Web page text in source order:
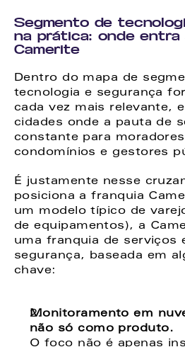
Segmento de
na prática: onde entra
Camerite
Dentro do mapa de
tecnologia e segurança
cada vez mais relevante,
cidades onde a pauta de
constante para
condomínios e gestores
É justamente nesse
posiciona a franquia
um modelo típico de
de equipamentos), a
uma franquia de serviços
segurança, baseada em
chave:
Monitoramento em
não só como produto.
O foco não é apenas